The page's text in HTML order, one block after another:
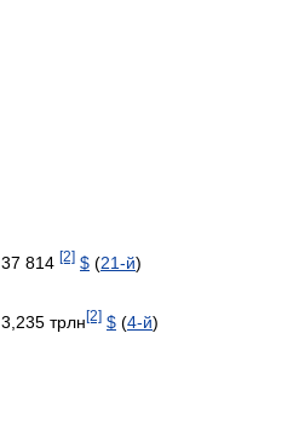
37 814 [2] $ (21-й)
3,235 трлн[2] $ (4-й)